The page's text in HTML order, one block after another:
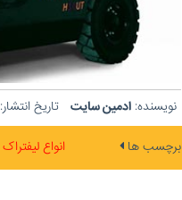
نویسنده: ادمین سایت تاریخ انتشار:
برچسب ها انواع لیفتراک